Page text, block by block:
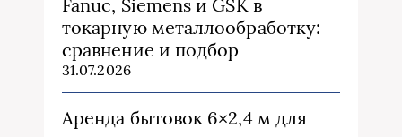
Fanuc, Siemens и GSK в
токарную металлообработку:
сравнение и подбор
31.07.2026
Аренда бытовок 6×2,4 м для